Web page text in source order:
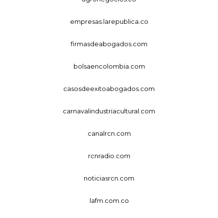
empresas.larepublica.co
firmasdeabogados.com
bolsaencolombia.com
casosdeexitoabogados.com
carnavalindustriacultural.com
canalrcn.com
rcnradio.com
noticiasrcn.com
lafm.com.co